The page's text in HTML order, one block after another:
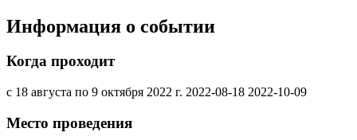
Информация о событии
Когда проходит
с 18 августа по 9 октября 2022 г. 2022-08-18 2022-10-09
Место проведения